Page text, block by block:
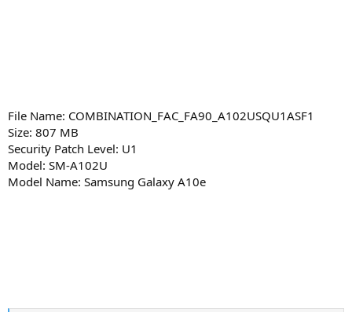
File Name: COMBINATION_FAC_FA90_A102USQU1ASF1
Size: 807 MB
Security Patch Level: U1
Model: SM-A102U
Model Name: Samsung Galaxy A10e